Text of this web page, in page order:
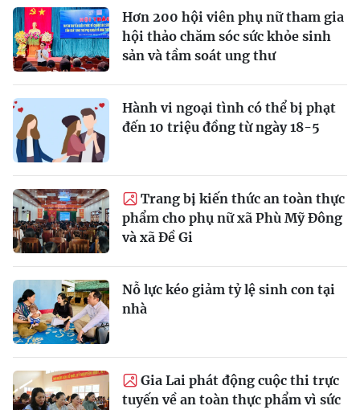
Hơn 200 hội viên phụ nữ tham gia
hội thảo chăm sóc sức khỏe sinh
sản và tầm soát ung thư
Hành vi ngoại tình có thể bị phạt
đến 10 triệu đồng từ ngày 18-5
Trang bị kiến thức an toàn thực
phẩm cho phụ nữ xã Phù Mỹ Đông
và xã Đề Gi
Nỗ lực kéo giảm tỷ lệ sinh con tại
nhà
Gia Lai phát động cuộc thi trực
tuyến về an toàn thực phẩm vì sức